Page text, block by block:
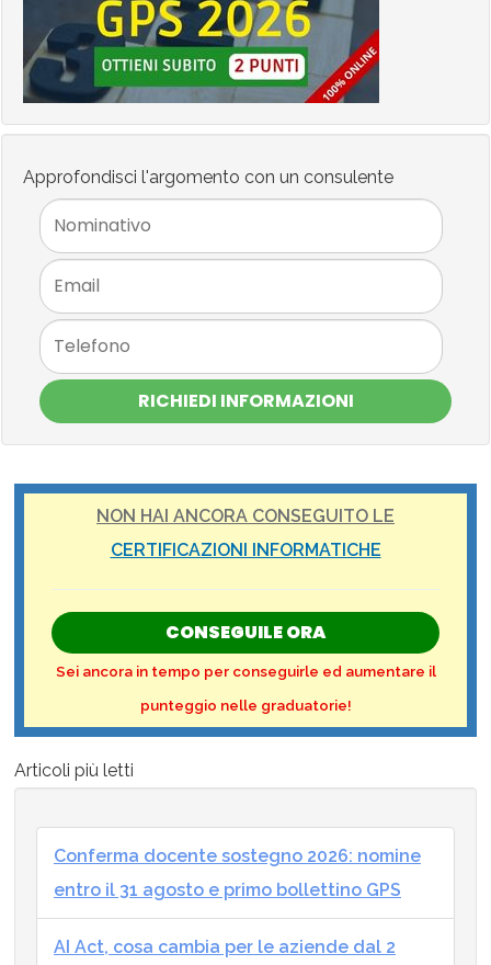
Approfondisci l'argomento con un consulente
RICHIEDI INFORMAZIONI
NON HAI ANCORA CONSEGUITO LE
CERTIFICAZIONI INFORMATICHE
CONSEGUILE ORA
Sei ancora in tempo per conseguirle ed aumentare il
punteggio nelle graduatorie!
Articoli più letti
Conferma docente sostegno 2026: nomine
entro il 31 agosto e primo bollettino GPS
AI Act, cosa cambia per le aziende dal 2